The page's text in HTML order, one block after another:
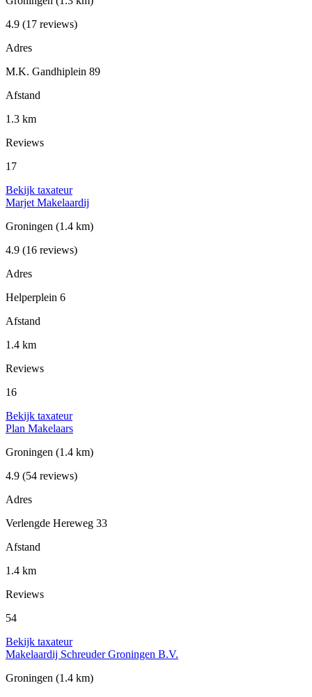
4.9 (17 reviews)
Adres
M.K. Gandhiplein 89
Afstand
1.3 km
Reviews
17
Bekijk taxateur
Marjet Makelaardij
Groningen (1.4 km)
4.9 (16 reviews)
Adres
Helperplein 6
Afstand
1.4 km
Reviews
16
Bekijk taxateur
Plan Makelaars
Groningen (1.4 km)
4.9 (54 reviews)
Adres
Verlengde Hereweg 33
Afstand
1.4 km
Reviews
54
Bekijk taxateur
Makelaardij Schreuder Groningen B.V.
Groningen (1.4 km)